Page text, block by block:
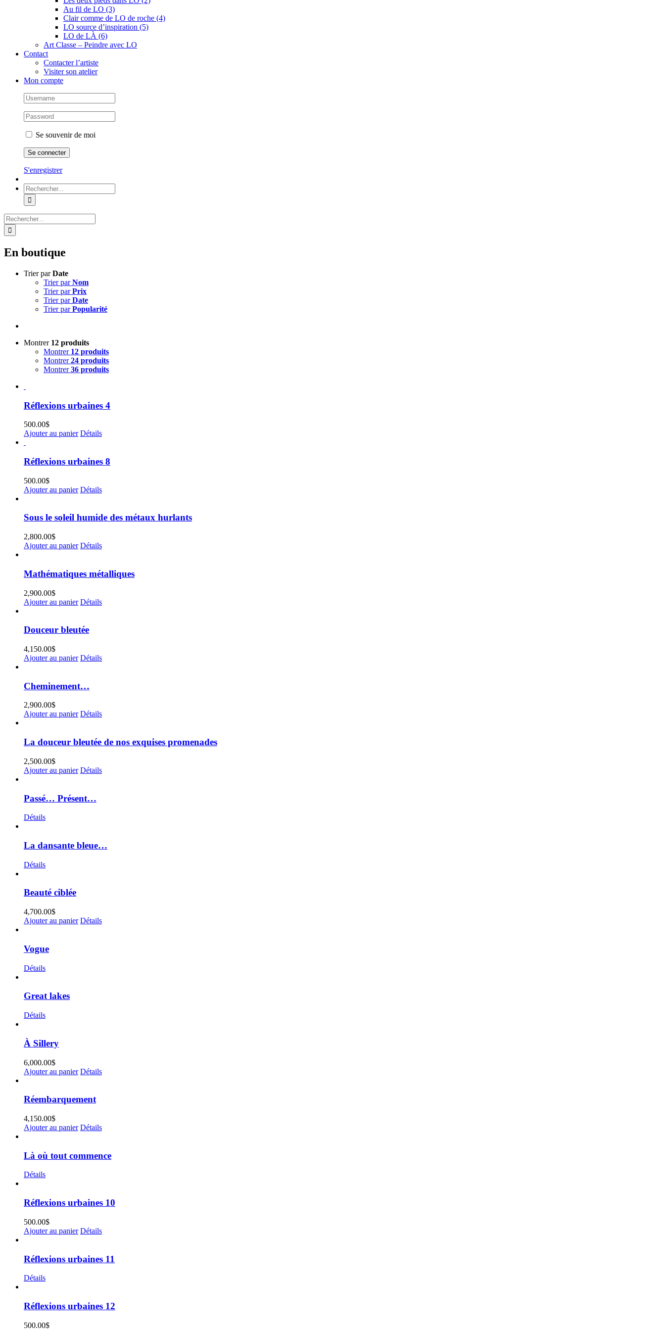
Au fil de LO (3)
Clair comme de LO de roche (4)
LO source d’inspiration (5)
LO de LÀ (6)
Art Classe – Peindre avec LO
Contact
Contacter l’artiste
Visiter son atelier
Mon compte
Se souvenir de moi
S'enregistrer
Rechercher:
Rechercher:
En boutique
Trier parDate
Trier parNom
Trier parPrix
Trier parDate
Trier parPopularité
Montrer 12 produits
Montrer 12 produits
Montrer24 produits
Montrer36 produits
Réflexions urbaines 4
500.00$
Ajouter au panier Détails
Réflexions urbaines 8
500.00$
Ajouter au panier Détails
Sous le soleil humide des métaux hurlants
2,800.00$
Ajouter au panier Détails
Mathématiques métalliques
2,900.00$
Ajouter au panier Détails
Douceur bleutée
4,150.00$
Ajouter au panier Détails
Cheminement…
2,900.00$
Ajouter au panier Détails
La douceur bleutée de nos exquises promenades
2,500.00$
Ajouter au panier Détails
Passé… Présent…
Détails
La dansante bleue…
Détails
Beauté ciblée
4,700.00$
Ajouter au panier Détails
Vogue
Détails
Great lakes
Détails
À Sillery
6,000.00$
Ajouter au panier Détails
Réembarquement
4,150.00$
Ajouter au panier Détails
Là où tout commence
Détails
Réflexions urbaines 10
500.00$
Ajouter au panier Détails
Réflexions urbaines 11
Détails
Réflexions urbaines 12
500.00$